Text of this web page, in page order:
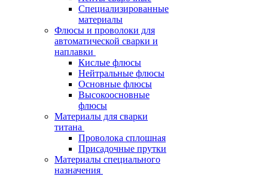
Специализированные
материалы
Флюсы и проволоки для
автоматической сварки и
наплавки
Кислые флюсы
Нейтральные флюсы
Основные флюсы
Высокоосновные
флюсы
Материалы для сварки
титана
Проволока сплошная
Присадочные прутки
Материалы специального
назначения